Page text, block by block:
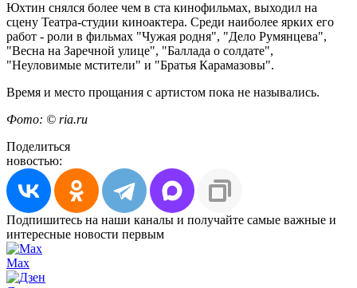
Юхтин снялся более чем в ста кинофильмах, выходил на
сцену Театра-студии киноактера. Среди наиболее ярких его
работ - роли в фильмах "Чужая родня", "Дело Румянцева",
"Весна на Заречной улице", "Баллада о солдате",
"Неуловимые мстители" и "Братья Карамазовы".
Время и место прощания с артистом пока не назывались.
Фото: © ria.ru
Поделиться
новостью:
Подпишитесь на наши каналы и получайте самые важные и
интересные новости первым
Max